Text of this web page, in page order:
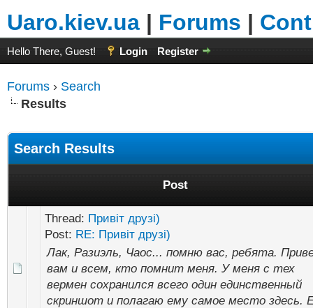
Uaro.kiev.ua | Forums |
Hello There, Guest! Login Register
Forums › Search
Results
Search Results
Post
Thread: Привіт друзі)
Post: RE: Привіт друзі)
Лак, Разиэль, Чаос... помню вас, ребята.
вам и всем, кто помнит меня. У меня с тех
вермен сохранился всего один единственный
скриншот и полагаю ему самое место здесь.